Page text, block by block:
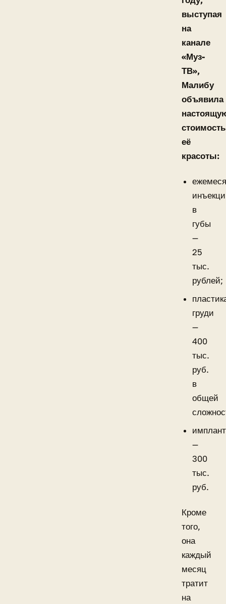
выступая
на
канале
«Муз-
ТВ»,
Малибу
объявила
стоимость
её
красоты:
в
губы
—
25
тыс.
рублей;
груди
—
400
тыс.
руб.
в
общей
—
300
тыс.
руб.
Кроме
того,
она
каждый
месяц
тратит
на